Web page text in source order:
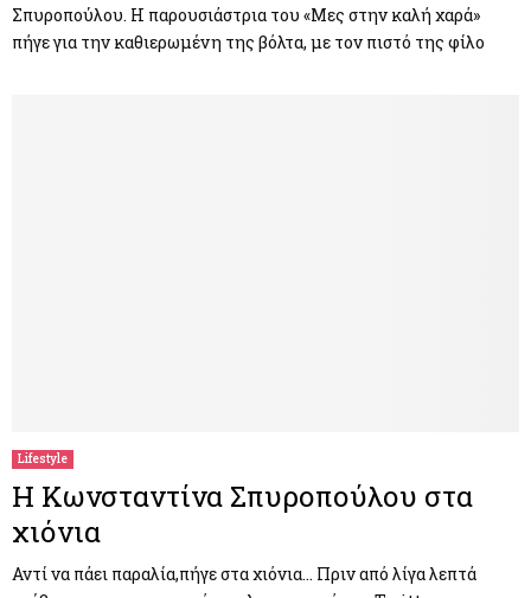
Σπυροπούλου. Η παρουσιάστρια του «Μες στην καλή χαρά»
πήγε για την καθιερωμένη της βόλτα, με τον πιστό της φίλο
Lifestyle
Η Κωνσταντίνα Σπυροπούλου στα
χιόνια
Αντί να πάει παραλία,πήγε στα χιόνια… Πριν από λίγα λεπτά